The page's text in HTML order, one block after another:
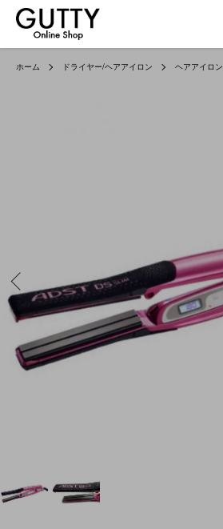
ホーム ドライヤー/ヘアアイロン ヘアアイロン